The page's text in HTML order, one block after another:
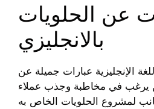
عن الحلويات
بالانجليزي
الإنجليزية عبارات جميلة عن
يرغب في مخاطبة وجذب عملاء